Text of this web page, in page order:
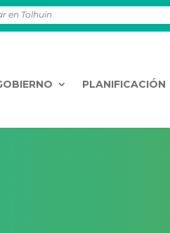
PLANIFICACIÓN